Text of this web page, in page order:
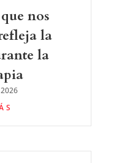
nos
la
la